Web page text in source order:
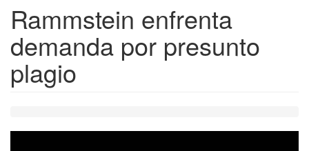
Rammstein enfrenta
demanda por presunto
plagio